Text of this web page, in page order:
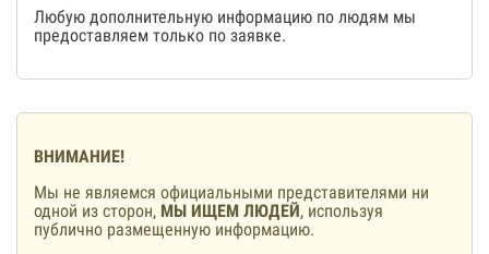
Любую дополнительную информацию по людям мы
предоставляем только по заявке.
ВНИМАНИЕ!
Мы не являемся официальными представителями ни
одной из сторон, МЫ ИЩЕМ ЛЮДЕЙ, используя
публично размещенную информацию.